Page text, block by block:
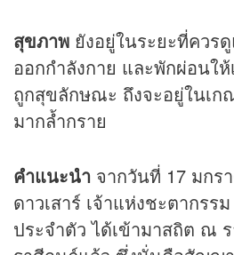
สุขภาพ ยังอยู่ในระยะที่ควร
ออกกำลังกาย และพักผ่อนใ
ถูกสุขลักษณะ ถึงจะอยู่ในเ
มากล้ำกราย
คำแนะนำ จากวันที่ 17 มกร
ดาวเสาร์ เจ้าแห่งชะตากรร
ประจำตัว ได้เข้ามาสถิต ณ